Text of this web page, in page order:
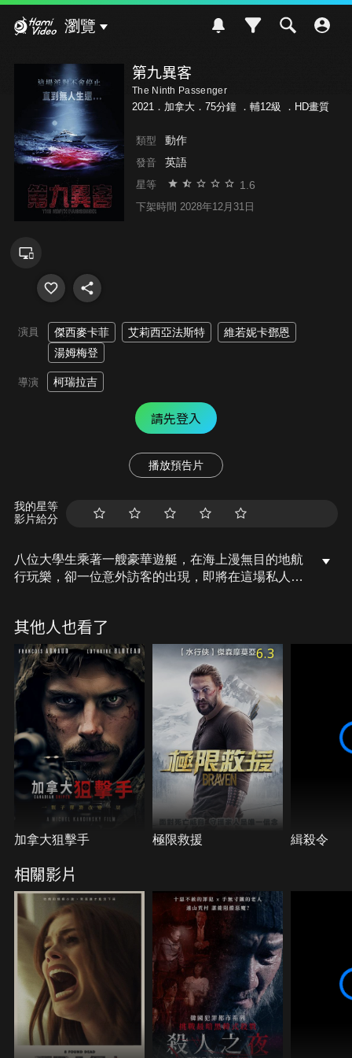
瀏覽
第九異客
The Ninth Passenger
2021．加拿大．75分鐘 ． 輔12級 ．HD畫質
類型 動作
發音 英語
星等 1.6
下架時間 2028年12月31日
演員 傑西麥卡菲 艾莉西亞法斯特
維若妮卡鄧恩
湯姆梅登
導演 柯瑞拉吉
請先登入
播放預告片
我的星等
影片給分
八位大學生乘著一艘豪華遊艇，在海上漫無目的地航
行玩樂，卻一位意外訪客的出現，即將在這場私人派
其他人也看了
加拿大狙擊手
6.3
極限救援 緝殺令
相關影片